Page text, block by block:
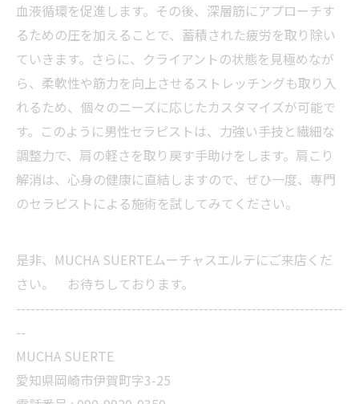
血液循環を促進します。その後、深層筋にアプローチす
るための圧を加えることで、蓄積された疲労を取り除い
ていきます。さらに、クライアントの状態を見極めなが
ら、柔軟性や筋力を向上させるストレッチングも取り入
れるため、個々のニーズに応じたカスタマイズが可能で
す。このように男性セラピストは、力強い手技と繊細な
調整力で、肩の軽さを取り戻す手助けをします。肩こり
解消は、心身の健康に直結しますので、ぜひ一度、専門
のセラピストによる施術を試してみてください。
是非、MUCHA SUERTEムーチャスエルテにご来店くだ
さい。 お待ちしております。
--------------------------------------------------------------------
--
MUCHA SUERTE
愛知県岡崎市伊賀町字3-25